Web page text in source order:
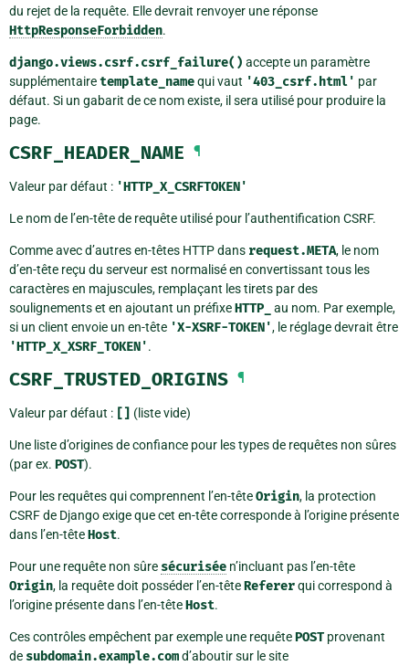
du rejet de la requête. Elle devrait renvoyer une réponse
HttpResponseForbidden.
django.views.csrf.csrf_failure() accepte un paramètre
supplémentairetemplate_namequi vaut '403_csrf.html' par
défaut. Si un gabarit de ce nom existe, il sera utilisé pour produire la
page.
CSRF_HEADER_NAME ¶
Valeur par défaut : 'HTTP_X_CSRFTOKEN'
Le nom de l’en-tête de requête utilisé pour l’authentification CSRF.
Comme avec d’autres en-têtes HTTP dans request.META, le nom
d’en-tête reçu du serveur est normalisé en convertissant tous les
caractères en majuscules, remplaçant les tirets par des
soulignements et en ajoutant un préfixeHTTP_
au nom. Par exemple,
si un client envoie un en-tête 'X-XSRF-TOKEN', le réglage devrait être
'HTTP_X_XSRF_TOKEN'.
CSRF_TRUSTED_ORIGINS ¶
Valeur par défaut : [] (liste vide)
Une liste d’origines de confiance pour les types de requêtes non sûres
(par ex. POST).
Pour les requêtes qui comprennent l’en-têteOrigin, la protection
CSRF de Django exige que cet en-tête corresponde à l’origine présente
dans l’en-têteHost.
Pour une requête non sûre sécurisée n’incluant pas l’en-tête
Origin, la requête doit posséder l’en-têteRefererqui correspond à
l’origine présente dans l’en-têteHost.
Ces contrôles empêchent par exemple une requêtePOST provenant
de subdomain.example.comd’aboutir sur le site